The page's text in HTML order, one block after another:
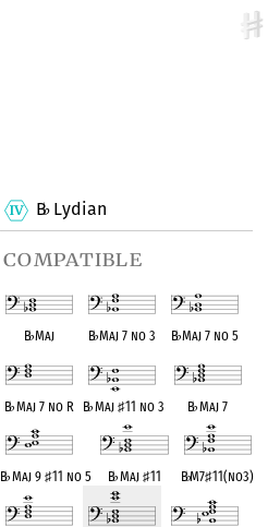
B♭Lydian
compatible
B♭Maj B♭Maj 7 no 3 B♭Maj 7 no 5
B♭Maj 7 no R B♭Maj ♯11 no 3 B♭Maj 7
B♭Maj 9 ♯11 no 5 B♭Maj ♯11 B♭M7♯11(no3)